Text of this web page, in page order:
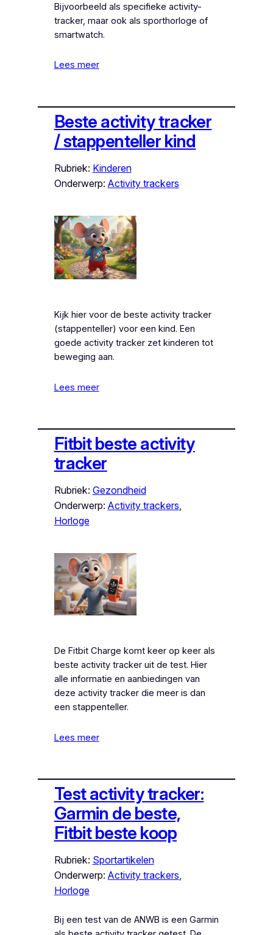
Bijvoorbeeld als specifieke activity-
tracker, maar ook als sporthorloge of
smartwatch.
Lees meer
Beste activity tracker
/ stappenteller kind
Rubriek: Kinderen
Onderwerp: Activity trackers
Kijk hier voor de beste activity tracker
(stappenteller) voor een kind. Een
goede activity tracker zet kinderen tot
beweging aan.
Lees meer
Fitbit beste activity
tracker
Rubriek: Gezondheid
Onderwerp: Activity trackers
Horloge
De Fitbit Charge komt keer op keer als
beste activity tracker uit de test. Hier
alle informatie en aanbiedingen van
deze activity tracker die meer is dan
een stappenteller.
Lees meer
Test activity tracker:
Garmin de beste,
Fitbit beste koop
Rubriek: Sportartikelen
Onderwerp: Activity trackers
Horloge
Bij een test van de ANWB is een Garmin